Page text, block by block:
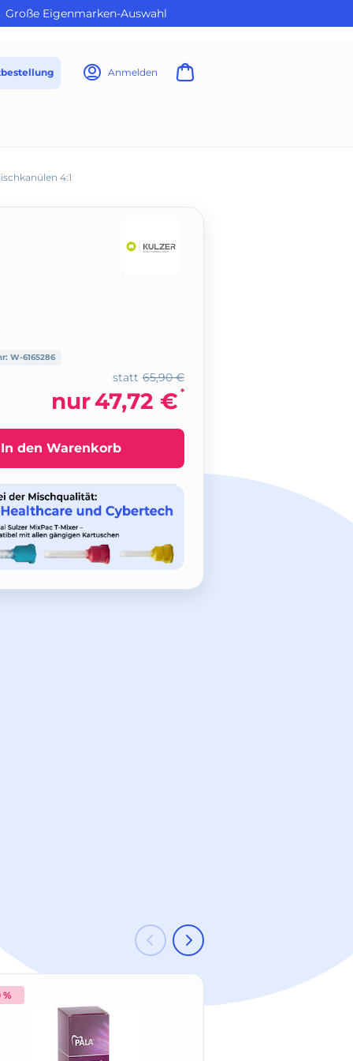
Große Eigenmarken-Auswahl
Anmelden
4:1
W-6165286
65,90 €
statt
nur47,72 € *
In den Warenkorb
% -22 %